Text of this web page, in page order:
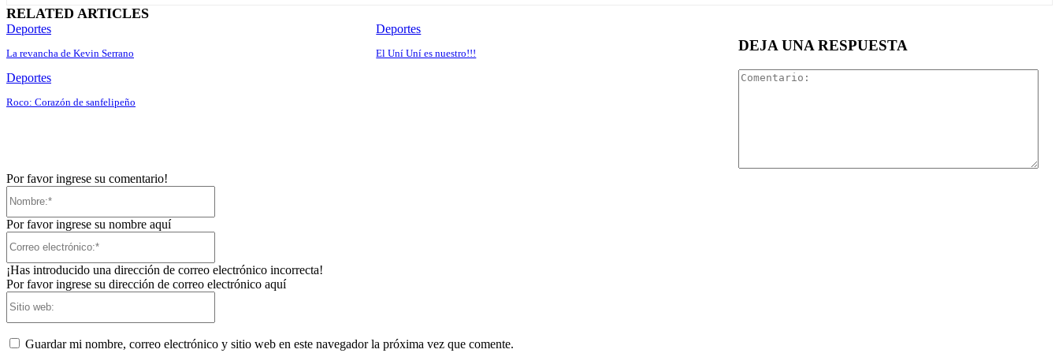
RELATED ARTICLES
Deportes
La revancha de Kevin Serrano
Deportes
El Uní Uní es nuestro!!!
Deportes
Roco: Corazón de sanfelipeño
DEJA UNA RESPUESTA
Por favor ingrese su comentario!
Por favor ingrese su nombre aquí
¡Has introducido una dirección de correo electrónico incorrecta!
Por favor ingrese su dirección de correo electrónico aquí
Guardar mi nombre, correo electrónico y sitio web en este navegador la próxima vez que comente.